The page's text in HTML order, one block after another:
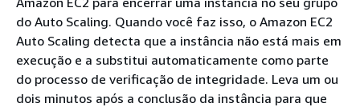
do Auto Scaling. Quando você faz isso, o Amazon EC2
Auto Scaling detecta que a instância não está mais em
execução e a substitui automaticamente como parte
do processo de verificação de integridade. Leva um ou
dois minutos após a conclusão da instância para que